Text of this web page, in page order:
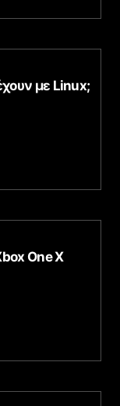
με Linux;
One X